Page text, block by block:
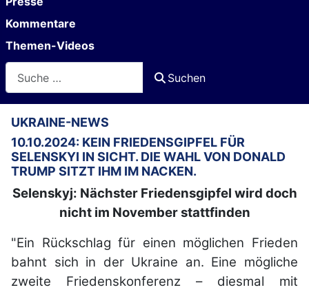
Kommentare
Themen-Videos
Suchen
UKRAINE-NEWS
10.10.2024: KEIN FRIEDENSGIPFEL FÜR
SELENSKYI IN SICHT. DIE WAHL VON DONALD
TRUMP SITZT IHM IM NACKEN.
Selenskyj: Nächster Friedensgipfel wird doch
nicht im November stattfinden
"Ein Rückschlag für einen möglichen Frieden
bahnt sich in der Ukraine an. Eine mögliche
zweite Friedenskonferenz – diesmal mit